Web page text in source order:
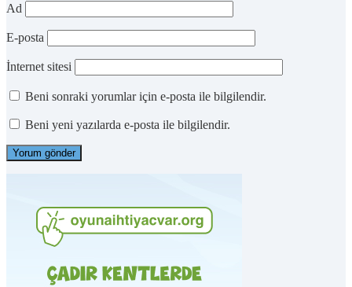
Ad
E-posta
İnternet sitesi
Beni sonraki yorumlar için e-posta ile bilgilendir.
Beni yeni yazılarda e-posta ile bilgilendir.